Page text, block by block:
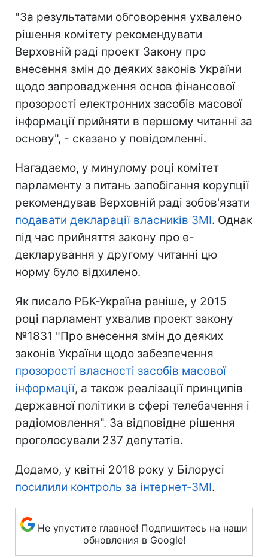
"За результатами обговорення ухвалено
рішення комітету рекомендувати
Верховній раді проект Закону про
внесення змін до деяких законів України
щодо запровадження основ фінансової
прозорості електронних засобів масової
інформації прийняти в першому читанні за
основу", - сказано у повідомленні.
Нагадаємо, у минулому році комітет
парламенту з питань запобігання корупції
рекомендував Верховній раді зобов'язати
подавати декларації власників ЗМІ. Однак
під час прийняття закону про е-
декларування у другому читанні цю
норму було відхилено.
Як писало РБК-Україна раніше, у 2015
році парламент ухвалив проект закону
№1831 "Про внесення змін до деяких
законів України щодо забезпечення
прозорості власності засобів масової
інформації, а також реалізації принципів
державної політики в сфері телебачення і
радіомовлення". За відповідне рішення
проголосували 237 депутатів.
Додамо, у квітні 2018 року у Білорусі
посилили контроль за інтернет-ЗМІ.
Не упустите главное! Подпишитесь на наши
обновления в Google!